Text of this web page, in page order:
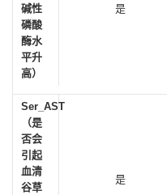
碱性
磷酸
酶水
平升
高）
是
Ser_AST
（是
否会
引起
血清
谷草
是